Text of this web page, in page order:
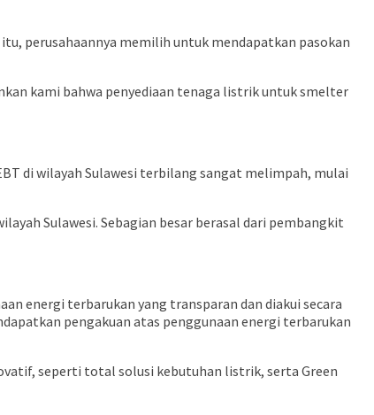
perusahaannya memilih untuk mendapatkan pasokan
kami bahwa penyediaan tenaga listrik untuk smelter
di wilayah Sulawesi terbilang sangat melimpah, mulai
Sulawesi. Sebagian besar berasal dari pembangkit
energi terbarukan yang transparan dan diakui secara
pengakuan atas penggunaan energi terbarukan
seperti total solusi kebutuhan listrik, serta Green